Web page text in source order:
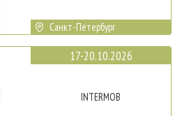
Санкт-Петербург
17-20.10.2026
INTERMOB